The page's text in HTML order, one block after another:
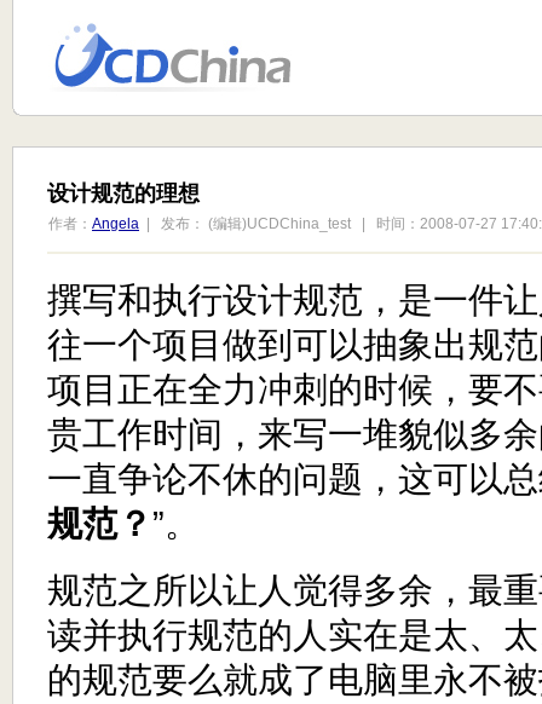
设计规范的理想
作者： Angela | 发布： (编辑)UCDChina_test | 时间：2008-07-27
撰写和执行设计规范，是一件
往一个项目做到可以抽象出规
项目正在全力冲刺的时候，要
贵工作时间，来写一堆貌似多
一直争论不休的问题，这可以
规范？ ”。
规范之所以让人觉得多余，最
读并执行规范的人实在是太、
的规范要么就成了电脑里永不